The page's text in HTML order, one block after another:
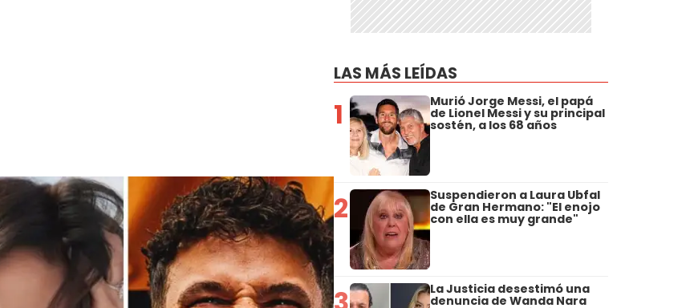
LAS MÁS LEÍDAS
1 Murió Jorge Messi, el papá
de Lionel Messi y su principal
sostén, a los 68 años
2 Suspendieron a Laura Ubfal
de Gran Hermano: "El enojo
con ella es muy grande"
La Justicia desestimó una
denuncia de Wanda Nara